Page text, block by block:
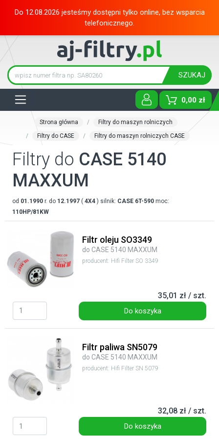
Do 12.08.2026 jesteśmy dostępni tylko online, bez wsparcia
telefonicznego.
SZUKAJ
0,00 zł
Strona główna
Filtry do maszyn rolniczych
Filtry do CASE
Filtry do maszyn rolniczych CASE
Filtry do CASE 5140
MAXXUM
od 01.1990 r. do 12.1997 ( 4X4 ) silnik: CASE 6T-590 moc:
110HP/81KW
Filtr oleju SO3349
do CASE 5140 MAXXUM
producent: Hifi Filter SO 3349
35,01 zł / szt.
Do koszyka
Filtr paliwa SN5079
do CASE 5140 MAXXUM
producent: Hifi Filter SN 5079
32,08 zł / szt.
Do koszyka